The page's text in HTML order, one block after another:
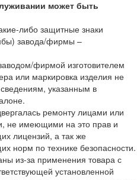
может быть
либо защитные знаки
завода/фирмы –
фирмой изготовителем
или маркировка изделия не
сведениям, указанным в
ремонту лицами или
не имеющими на это прав и
лицензий, а так же
норм по технике безопасности.
из-за применения товара с
установленной